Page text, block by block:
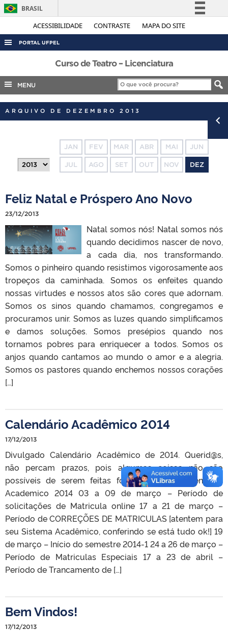
ACESSIBILIDADE CONTRASTE MAPA DO SITE
BRASIL
Simplifique!
Legislação
Canais
PORTAL UFPEL
ACESSO À INFORMAÇÃO
AUDITORIA
COBALTO
CONCURSOS
OUVIDORIA
TELEFONES
Curso de Teatro – Licenciatura
MENU
ARQUIVO DE DEZEMBRO 2013
JAN FEV MAR ABR MAI JUN
JUL AGO SET OUT NOV DEZ
Feliz Natal e Próspero Ano Novo
23/12/2013
Natal somos nós! Natal somos nós
quando decidimos nascer de novo,
a cada dia, nos transformando.
Somos o pinheiro quando resistimos vigorosamente aos
tropeços da caminhada. Somos os enfeites quando
nossas virtudes e nossos atos são cores que adornam.
Somos os sinos quando chamamos, congregamos e
procuramos unir. Somos as luzes quando simplificamos
e damos soluções. Somos presépios quando nos
tornamos pobres para enriquecer a todos. Somos os
anjos quando cantamos ao mundo o amor e a alegria.
Somos os pastores quando enchemos nossos corações
[…]
Calendário Acadêmico 2014
17/12/2013
Divulgado Calendário Acadêmico de 2014. Querid@s,
não percam prazos, pois algumas coisas não são
possíveis de serem feitas fora do prazo. Calendario
Academico 2014 03 a 09 de março – Período de
solicitações de Matricula online 17 a 21 de março –
Período de CORREÇÕES DE MATRICULAS [atentem para
seu Sistema Acadêmico, conferindo se está tudo ok!] 19
de março – Início do semestre 2014-1 24 a 26 de março –
Período de Matriculas Especiais 17 a 23 de abril –
Período de Trancamento de […]
Bem Vindos!
17/12/2013